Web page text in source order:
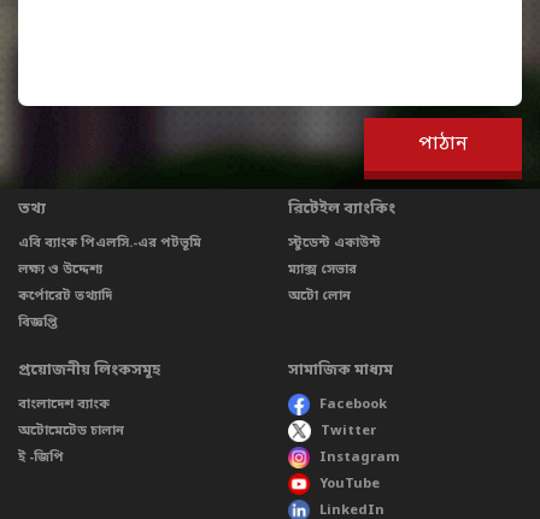
তথ্য
এবি ব্যাংক পিএলসি.-এর পটভূমি
লক্ষ্য ও উদ্দেশ্য
কর্পোরেট তথ্যাদি
বিজ্ঞপ্তি
রিটেইল ব্যাংকিং
স্টুডেন্ট একাউন্ট
ম্যাক্স সেভার
অটো লোন
প্রয়োজনীয় লিংকসমূহ
বাংলাদেশ ব্যাংক
অটোমেটেড চালান
ই -জিপি
সামাজিক মাধ্যম
Facebook
Twitter
Instagram
YouTube
LinkedIn